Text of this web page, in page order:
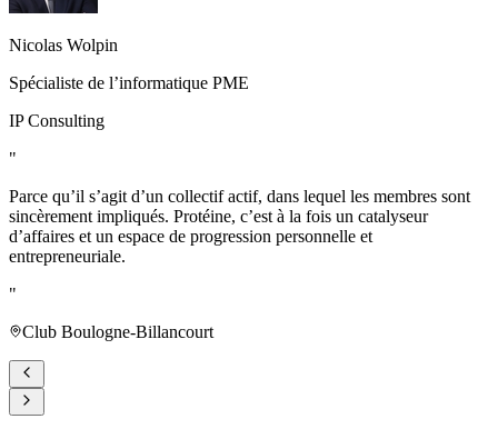
Nicolas Wolpin
Spécialiste de l’informatique PME
IP Consulting
"
Parce qu’il s’agit d’un collectif actif, dans lequel les membres sont
sincèrement impliqués. Protéine, c’est à la fois un catalyseur
d’affaires et un espace de progression personnelle et
entrepreneuriale.
"
Club Boulogne-Billancourt